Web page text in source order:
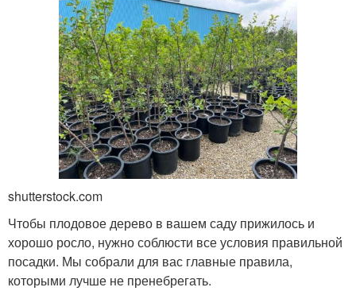
shutterstock.com
Чтобы плодовое дерево в вашем саду прижилось и
хорошо росло, нужно соблюсти все условия правильной
посадки. Мы собрали для вас главные правила,
которыми лучше не пренебрегать.